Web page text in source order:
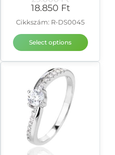
18.850 Ft
Cikkszám: R-DS0045
Select options